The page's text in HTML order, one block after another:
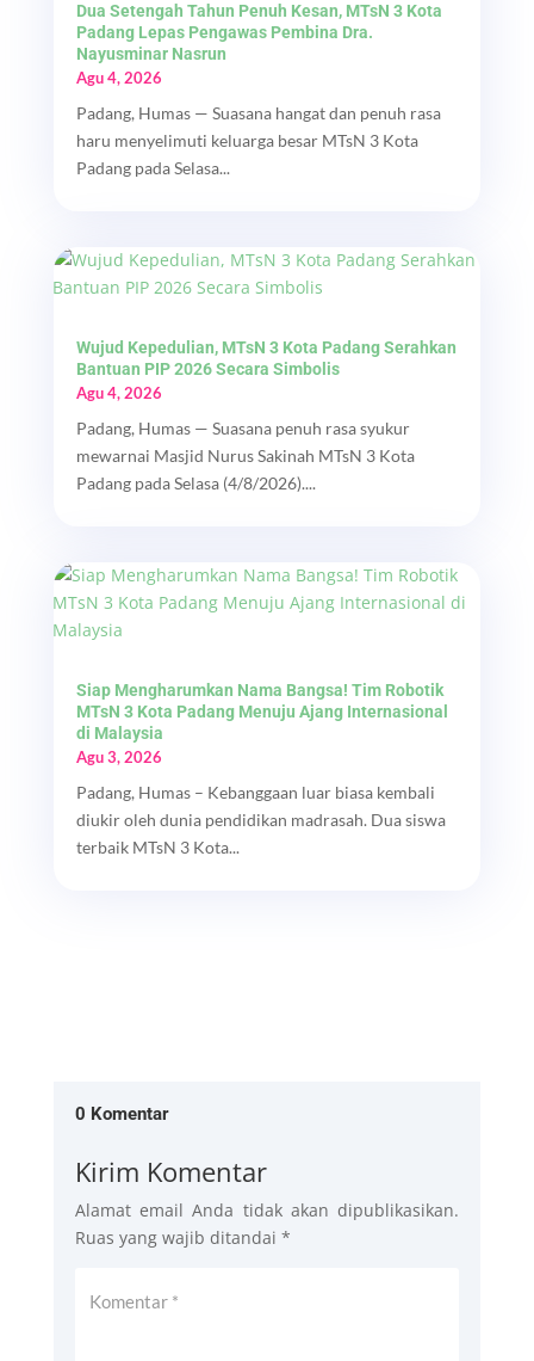
Dua Setengah Tahun Penuh Kesan, MTsN 3 Kota
Padang Lepas Pengawas Pembina Dra.
Nayusminar Nasrun
Agu 4, 2026
Padang, Humas — Suasana hangat dan penuh rasa
haru menyelimuti keluarga besar MTsN 3 Kota
Padang pada Selasa...
Wujud Kepedulian, MTsN 3 Kota Padang Serahkan
Bantuan PIP 2026 Secara Simbolis
Agu 4, 2026
Padang, Humas — Suasana penuh rasa syukur
mewarnai Masjid Nurus Sakinah MTsN 3 Kota
Padang pada Selasa (4/8/2026)....
Siap Mengharumkan Nama Bangsa! Tim Robotik
MTsN 3 Kota Padang Menuju Ajang Internasional
di Malaysia
Agu 3, 2026
Padang, Humas – Kebanggaan luar biasa kembali
diukir oleh dunia pendidikan madrasah. Dua siswa
terbaik MTsN 3 Kota...
0 Komentar
Kirim Komentar
Alamat email Anda tidak akan dipublikasikan.
Ruas yang wajib ditandai *